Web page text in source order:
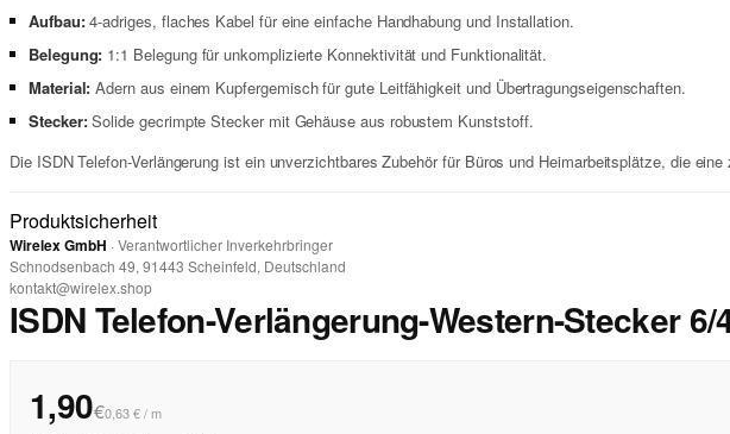
Aufbau:4-adriges, flaches Kabel für eine einfache Handhabung und Installation.
Belegung: 1:1 Belegung für unkomplizierte Konnektivität und Funktionalität.
Material: Adern aus einem Kupfergemisch für gute Leitfähigkeit und Übertragungseigenschaften.
Stecker:Solide gecrimpte Stecker mit Gehäuse aus robustem Kunststoff.
Die ISDN Telefon-Verlängerung ist ein unverzichtbares Zubehör für Büros und Heimarbeitsplätze, die
Produktsicherheit
Wirelex GmbH · Verantwortlicher Inverkehrbringer
Schnodsenbach 49, 91443 Scheinfeld, Deutschland
kontakt@wirelex.shop
ISDN Telefon-Verlängerung-Western-Stecker
1,90€0,63 € / m